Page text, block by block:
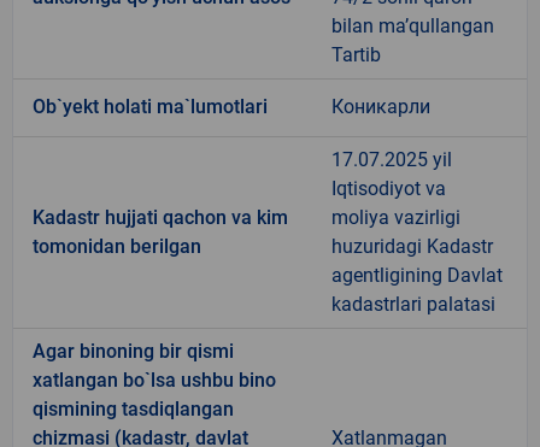
bilan ma’qullangan
Tartib
Ob`yekt holati ma`lumotlari Коникарли
Kadastr hujjati qachon va kim
tomonidan berilgan
17.07.2025 yil
Iqtisodiyot va
moliya vazirligi
huzuridagi Kadastr
agentligining Davlat
kadastrlari palatasi
Agar binoning bir qismi
xatlangan bo`lsa ushbu bino
qismining tasdiqlangan
chizmasi (kadastr, davlat
Xatlanmagan